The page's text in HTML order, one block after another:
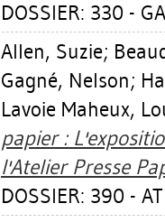
DOSSIER: 330 -
Allen, Suzie;
Gagné, Nelson;
Lavoie Maheux,
papier :
l'Atelier Presse
DOSSIER: 390 -